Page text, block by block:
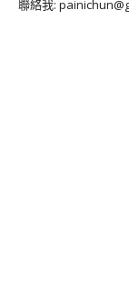
聯絡我: